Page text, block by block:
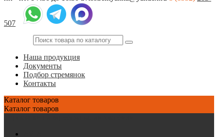
507
Наша продукция
Документы
Подбор стремянок
Контакты
Каталог товаров
Каталог товаров